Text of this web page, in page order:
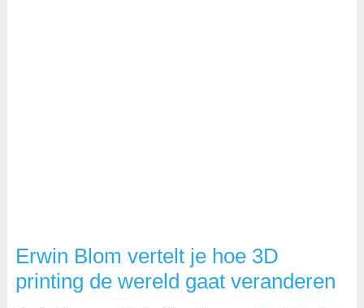
Erwin Blom vertelt je hoe 3D
printing de wereld gaat veranderen